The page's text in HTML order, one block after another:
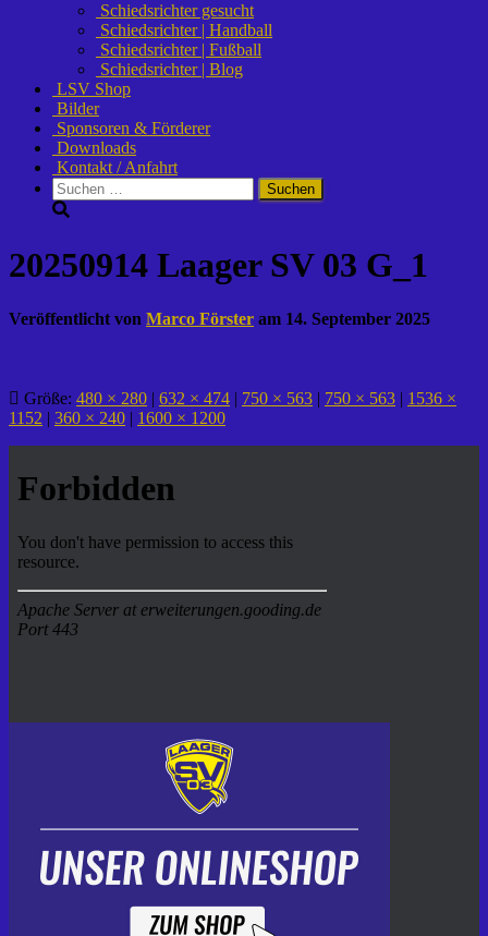
Schiedsrichter gesucht
Schiedsrichter | Handball
Schiedsrichter | Fußball
Schiedsrichter | Blog
LSV Shop
Bilder
Sponsoren & Förderer
Downloads
Kontakt / Anfahrt
Suchen
nach:
20250914 Laager SV 03 G_1
Veröffentlicht von Marco Förster am 14. September 2025
Größe: 480 × 280 | 632 × 474 | 750 × 563 | 750 × 563 | 1536 ×
1152 | 360 × 240 | 1600 × 1200